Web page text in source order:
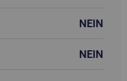
NEIN
NEIN